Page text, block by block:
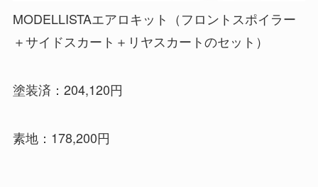
MODELLISTAエアロキット（フロントスポイラー
＋サイドスカート＋リヤスカートのセット）
塗装済：204,120円
素地：178,200円